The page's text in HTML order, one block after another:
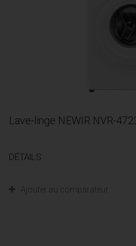
Lave-linge NEWIR NVR-
DÉTAILS
Ajouter au comparateur